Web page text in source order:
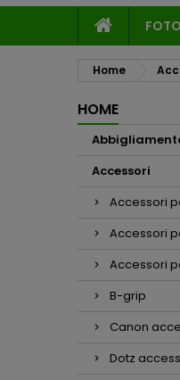
Home
HOME
Accessori
Accessori
Accessori
Accessori
B-grip
Canon
Dotz